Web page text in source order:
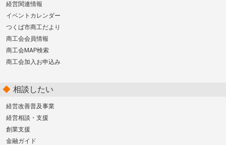
経営関連情報
イベントカレンダー
つくば市商工だより
商工会会員情報
商工会MAP検索
商工会加入お申込み
相談したい
経営改善普及事業
経営相談・支援
創業支援
金融ガイド